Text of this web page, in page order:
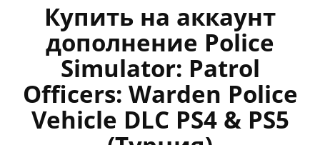
Купить на аккаунт
дополнение Police
Simulator: Patrol
Officers: Warden Police
Vehicle DLC PS4 & PS5